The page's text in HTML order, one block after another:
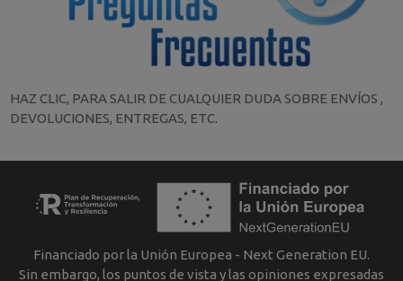
HAZ CLIC, PARA SALIR DE CUALQUIER DUDA SOBRE ENVÍOS ,
DEVOLUCIONES, ENTREGAS, ETC.
Financiado por la Unión Europea - Next Generation EU.
Sin embargo, los puntos de vista y las opiniones expresadas